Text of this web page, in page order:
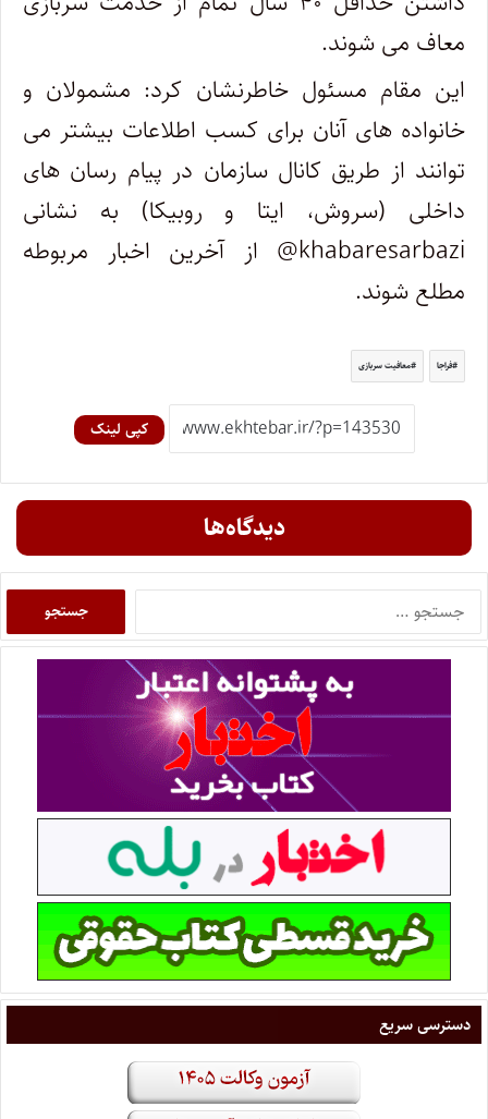
معاف می شوند.
این مقام مسئول خاطرنشان کرد: مشمولان و
خانواده های آنان برای کسب اطلاعات بیشتر می
توانند از طریق کانال سازمان در پیام رسان های
داخلی (سروش، ایتا و روبیکا) به نشانی
khabaresarbazi@ از آخرین اخبار مربوطه
مطلع شوند.
فراجا معافیت سربازی
کپی لینک
دیدگاه‌ها
دسترسی سریع